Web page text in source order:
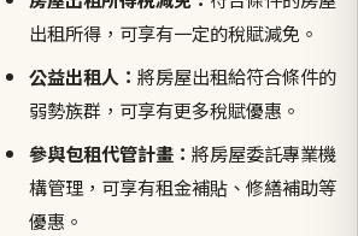
出租所得，可享有一定的稅賦減免。
公益出租人： 將房屋出租給符合條件的
弱勢族群，可享有更多稅賦優惠。
參與包租代管計畫： 將房屋委託專業機
構管理，可享有租金補貼、修繕補助等
優惠。